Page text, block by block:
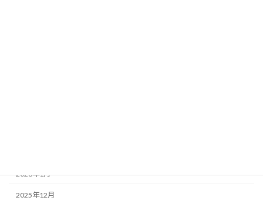
2026年1月
2025年12月